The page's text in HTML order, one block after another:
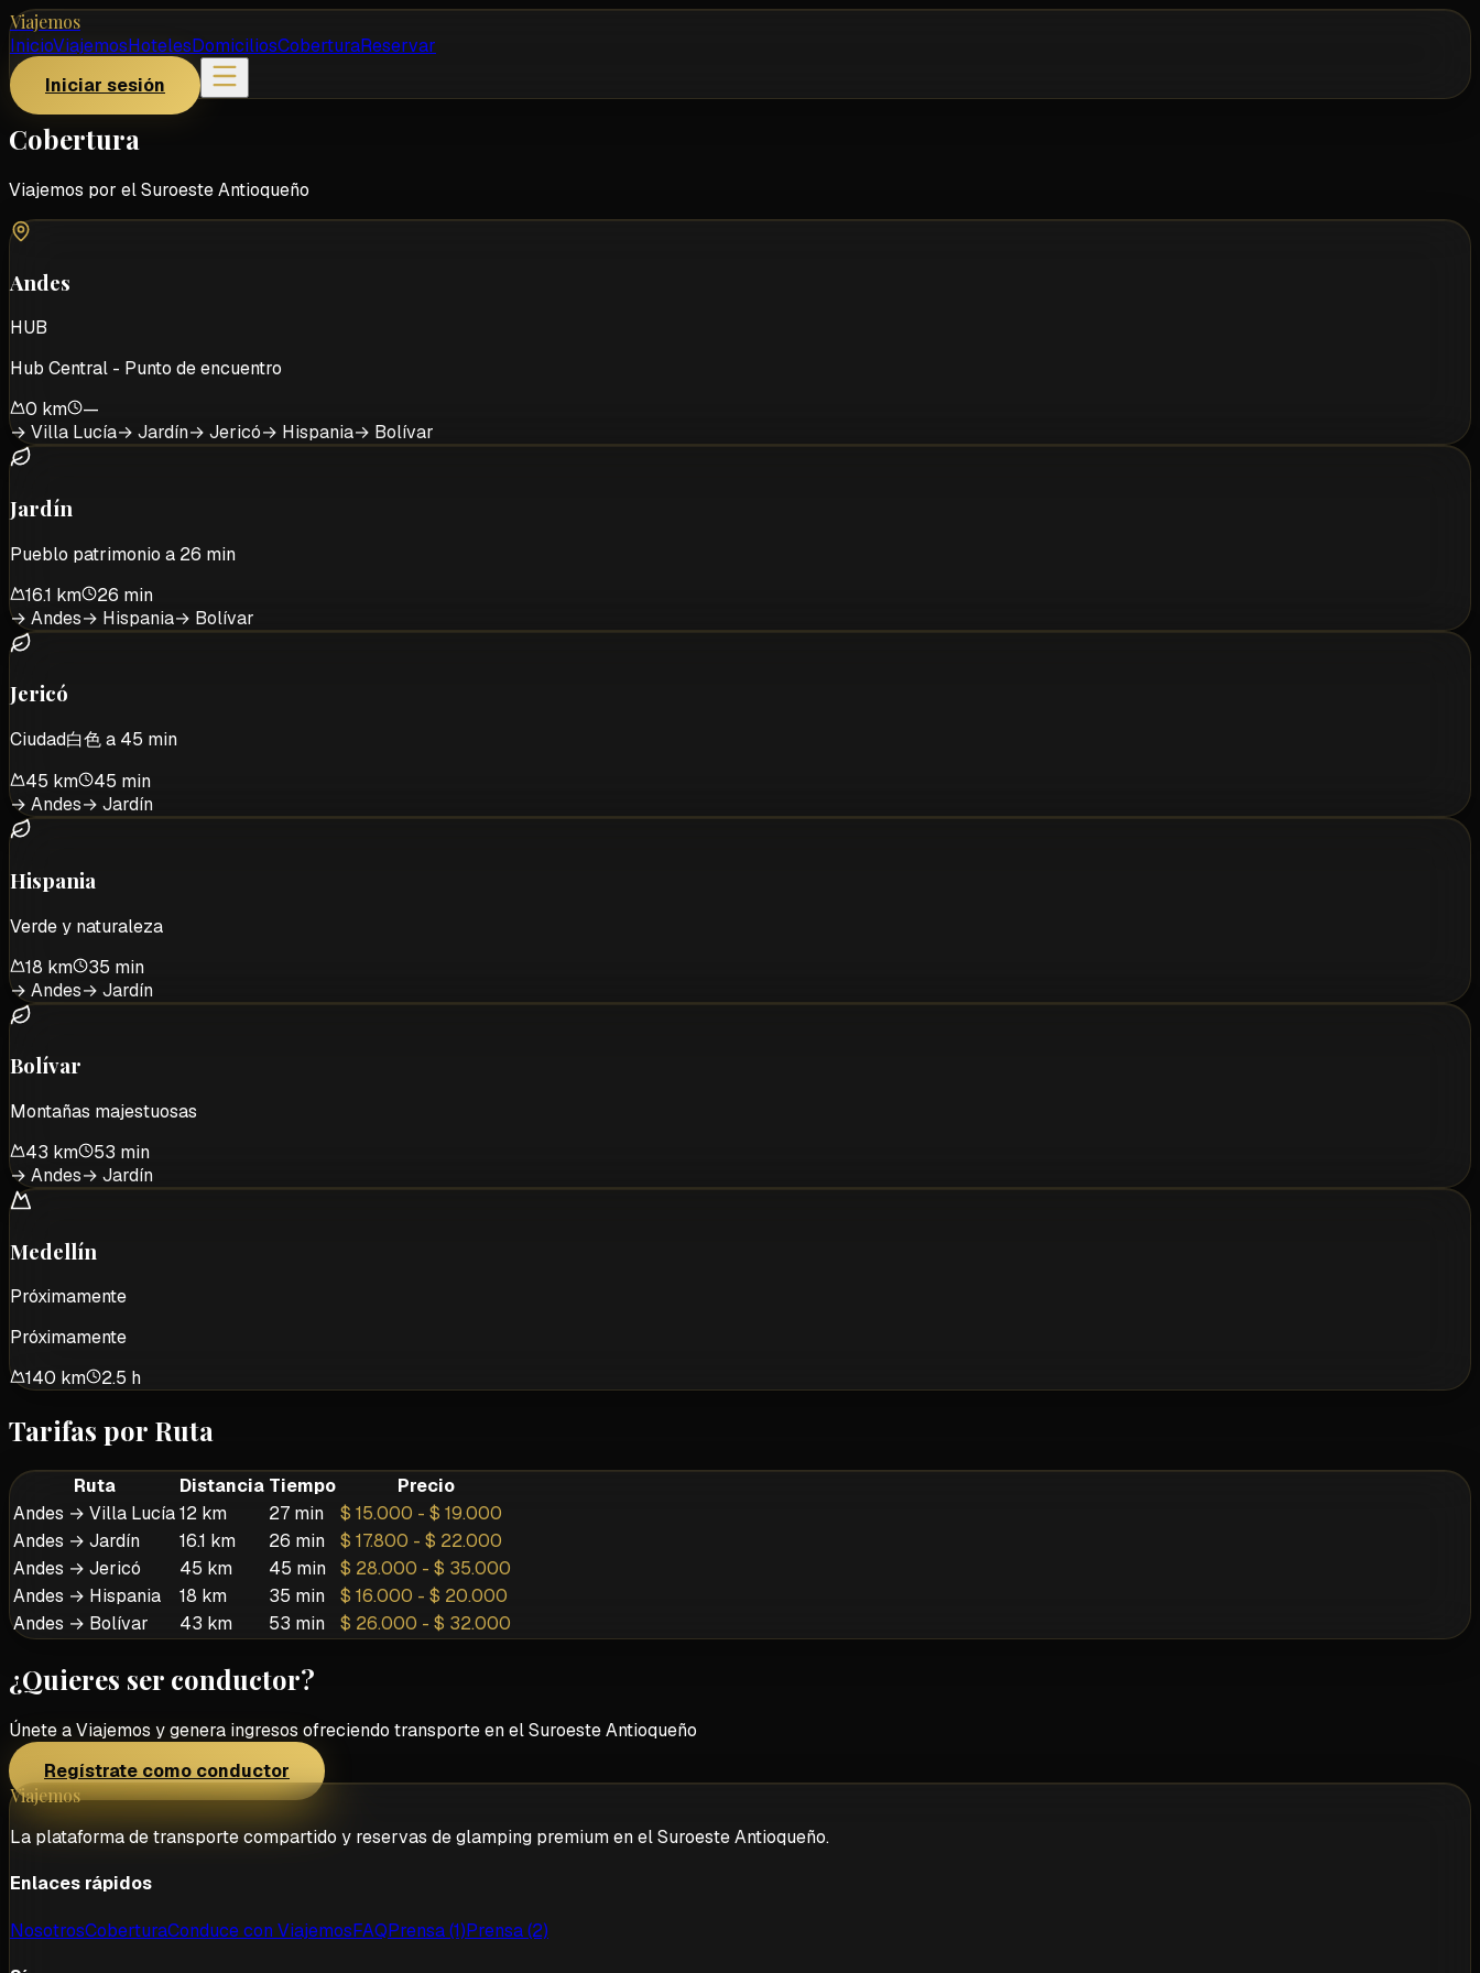
Viajemos
InicioViajemosHotelesDomiciliosCoberturaReservar
Iniciar sesión
Cobertura
Viajemos por el Suroeste Antioqueño
Andes
HUB
Hub Central - Punto de encuentro
0 km
—
→ Villa Lucía→ Jardín→ Jericó→ Hispania→ Bolívar
Jardín
Pueblo patrimonio a 26 min
16.1 km
26 min
→ Andes→ Hispania→ Bolívar
Jericó
Ciudad白色 a 45 min
45 km
45 min
→ Andes→ Jardín
Hispania
Verde y naturaleza
18 km
35 min
→ Andes→ Jardín
Bolívar
Montañas majestuosas
43 km
53 min
→ Andes→ Jardín
Medellín
Próximamente
Próximamente
140 km
2.5 h
Tarifas por Ruta
Ruta Distancia Tiempo
Precio
Andes → Villa Lucía12 km 27 min $ 15.000 - $ 19.000
Andes → Jardín 16.1 km 26 min $ 17.800 - $ 22.000
Andes → Jericó 45 km 45 min $ 28.000 - $ 35.000
Andes → Hispania 18 km 35 min $ 16.000 - $ 20.000
Andes → Bolívar 43 km 53 min $ 26.000 - $ 32.000
¿Quieres ser conductor?
Únete a Viajemos y genera ingresos ofreciendo transporte en el Suroeste Antioqueño
Regístrate como conductor
Viajemos
La plataforma de transporte compartido y reservas de glamping premium en el Suroeste Antioqueño.
Enlaces rápidos
NosotrosCoberturaConduce con ViajemosFAQPrensa (1)Prensa (2)